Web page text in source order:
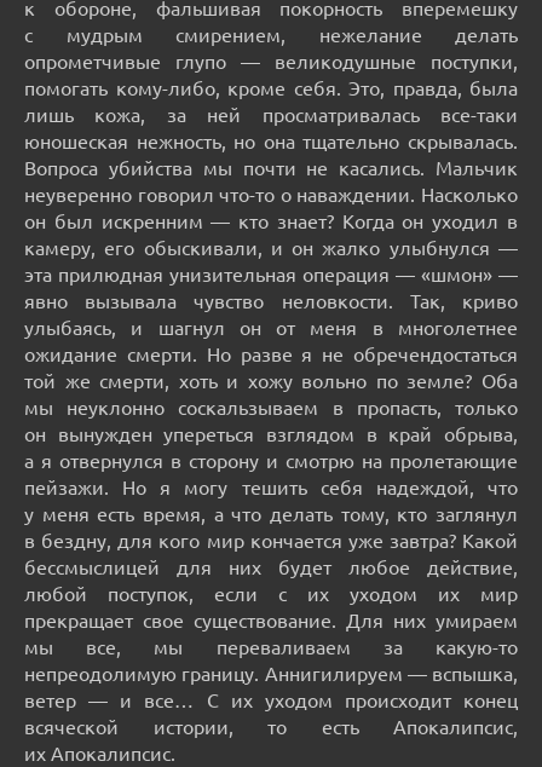
к обороне, фальшивая покорность вперемешку
с мудрым смирением, нежелание делать
опрометчивые глупо — великодушные поступки,
помогать кому-либо, кроме себя. Это, правда, была
лишь кожа, за ней просматривалась все-таки
юношеская нежность, но она тщательно скрывалась.
Вопроса убийства мы почти не касались. Мальчик
неуверенно говорил что-то о наваждении. Насколько
он был искренним — кто знает? Когда он уходил в
камеру, его обыскивали, и он жалко улыбнулся —
эта прилюдная унизительная операция — «шмон» —
явно вызывала чувство неловкости. Так, криво
улыбаясь, и шагнул он от меня в многолетнее
ожидание смерти. Но разве я не обречендостаться
той же смерти, хоть и хожу вольно по земле? Оба
мы неуклонно соскальзываем в пропасть, только
он вынужден упереться взглядом в край обрыва,
а я отвернулся в сторону и смотрю на пролетающие
пейзажи. Но я могу тешить себя надеждой, что
у меня есть время, а что делать тому, кто заглянул
в бездну, для кого мир кончается уже завтра? Какой
бессмыслицей для них будет любое действие,
любой поступок, если с их уходом их мир
прекращает свое существование. Для них умираем
мы все, мы переваливаем за какую-то
непреодолимую границу. Аннигилируем — вспышка,
ветер — и все… С их уходом происходит конец
всяческой истории, то есть Апокалипсис,
их Апокалипсис.